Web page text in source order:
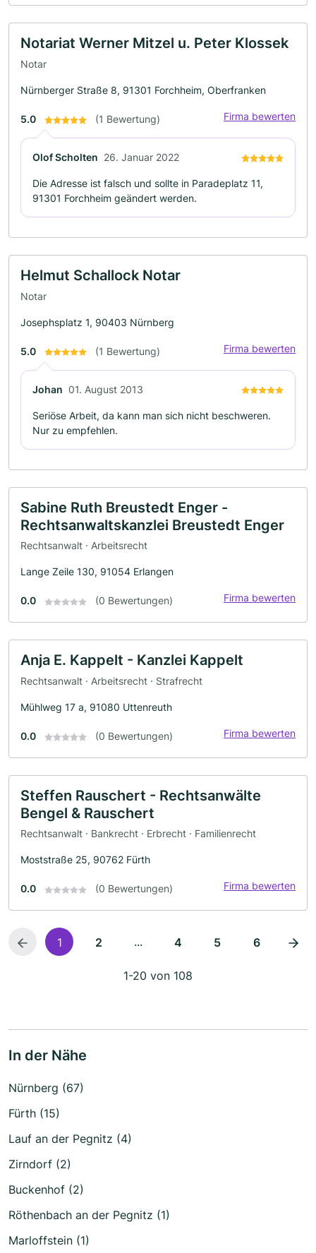
Notariat Werner Mitzel u. Peter Klossek
Notar
Nürnberger Straße 8, 91301 Forchheim, Oberfranken
5.0 (1 Bewertung) Firma bewerten
Olof Scholten 26. Januar 2022
Die Adresse ist falsch und sollte in Paradeplatz 11,
91301 Forchheim geändert werden.
Helmut Schallock Notar
Notar
Josephsplatz 1, 90403 Nürnberg
5.0 (1 Bewertung) Firma bewerten
Johan 01. August 2013
Seriöse Arbeit, da kann man sich nicht beschweren.
Nur zu empfehlen.
Sabine Ruth Breustedt Enger -
Rechtsanwaltskanzlei Breustedt Enger
Rechtsanwalt · Arbeitsrecht
Lange Zeile 130, 91054 Erlangen
0.0 (0 Bewertungen) Firma bewerten
Anja E. Kappelt - Kanzlei Kappelt
Rechtsanwalt · Arbeitsrecht · Strafrecht
Mühlweg 17 a, 91080 Uttenreuth
0.0 (0 Bewertungen) Firma bewerten
Steffen Rauschert - Rechtsanwälte
Bengel & Rauschert
Rechtsanwalt · Bankrecht · Erbrecht · Familienrecht
Moststraße 25, 90762 Fürth
0.0 (0 Bewertungen) Firma bewerten
1 2 ... 4 5 6
1-20 von 108
In der Nähe
Nürnberg (67)
Fürth (15)
Lauf an der Pegnitz (4)
Zirndorf (2)
Buckenhof (2)
Röthenbach an der Pegnitz (1)
Marloffstein (1)